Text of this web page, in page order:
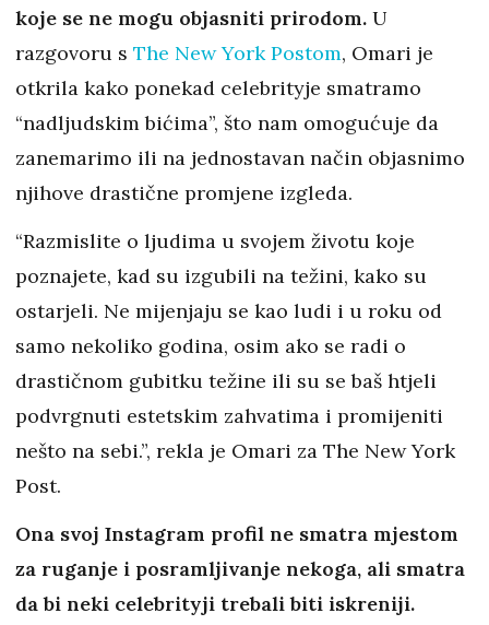
koje se ne mogu objasniti prirodom. U
razgovoru s The New York Postom, Omari je
otkrila kako ponekad celebrityje smatramo
“nadljudskim bićima”, što nam omogućuje da
zanemarimo ili na jednostavan način objasnimo
njihove drastične promjene izgleda.
“Razmislite o ljudima u svojem životu koje
poznajete, kad su izgubili na težini, kako su
ostarjeli. Ne mijenjaju se kao ludi i u roku od
samo nekoliko godina, osim ako se radi o
drastičnom gubitku težine ili su se baš htjeli
podvrgnuti estetskim zahvatima i promijeniti
nešto na sebi.”, rekla je Omari za The New York
Post.
Ona svoj Instagram profil ne smatra mjestom
za ruganje i posramljivanje nekoga, ali smatra
da bi neki celebrityji trebali biti iskreniji.